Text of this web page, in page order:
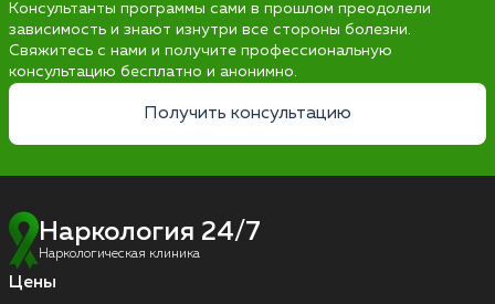
Консультанты программы сами в прошлом преодолели
зависимость и знают изнутри все стороны болезни.
Свяжитесь с нами и получите профессиональную
консультацию бесплатно и анонимно.
Получить консультацию
Наркология 24/7
Наркологическая клиника
Цены